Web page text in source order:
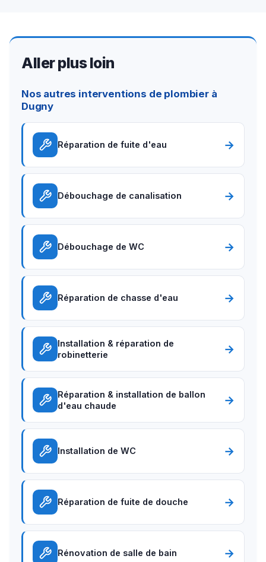
Aller plus loin
Nos autres interventions de plombier à
Dugny
Réparation de fuite d'eau →
Débouchage de canalisation →
Débouchage de WC →
Réparation de chasse d'eau →
Installation & réparation de
robinetterie
→
Réparation & installation de ballon
d'eau chaude
→
Installation de WC →
Réparation de fuite de douche →
Rénovation de salle de bain →